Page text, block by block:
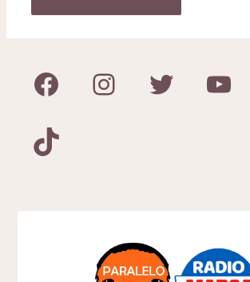
Facebook Instagram Twitter YouTube
TikTok